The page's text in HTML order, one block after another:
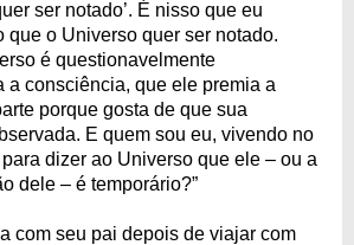
ser notado’. É nisso que eu
que o Universo quer ser notado.
é questionavelmente
a consciência, que ele premia a
porque gosta de que sua
E quem sou eu, vivendo no
dizer ao Universo que ele – ou a
dele – é temporário?”
com seu pai depois de viajar com